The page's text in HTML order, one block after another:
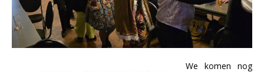
We komen nog